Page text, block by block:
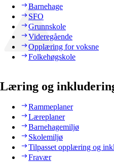
Barnehage
SFO
Grunnskole
Videregående
Opplæring for voksne
Folkehøgskole
Læring og
Rammeplaner
Læreplaner
Barnehagemiljø
Skolemiljø
Tilpasset opplæring og
Fravær